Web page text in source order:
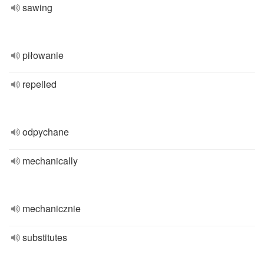
sawing
piłowanie
repelled
odpychane
mechanically
mechanicznie
substitutes